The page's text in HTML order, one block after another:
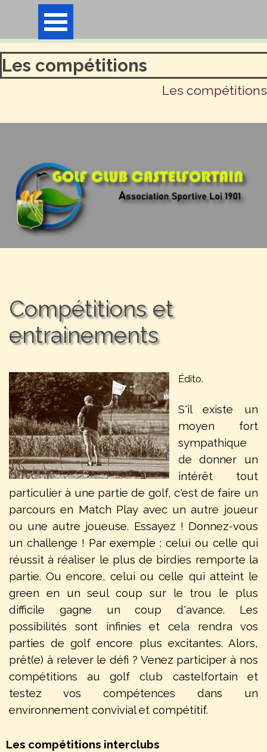
Aller au contenu
Les compétitions
Les compétitions
Compétitions et
entrainements
Édito.
S'il existe un
moyen fort
sympathique
de donner un
intérêt tout
particulier à une partie de golf, c'est de faire un
parcours en Match Play avec un autre joueur
ou une autre joueuse. Essayez ! Donnez-vous
un challenge ! Par exemple : celui ou celle qui
réussit à réaliser le plus de birdies remporte la
partie. Ou encore, celui ou celle qui atteint le
green en un seul coup sur le trou le plus
difficile gagne un coup d'avance. Les
possibilités sont infinies et cela rendra vos
parties de golf encore plus excitantes. Alors,
prêt(e) à relever le défi ? Venez participer à nos
compétitions au golf club castelfortain et
testez vos compétences dans un
environnement convivial et compétitif.
Les compétitions interclubs